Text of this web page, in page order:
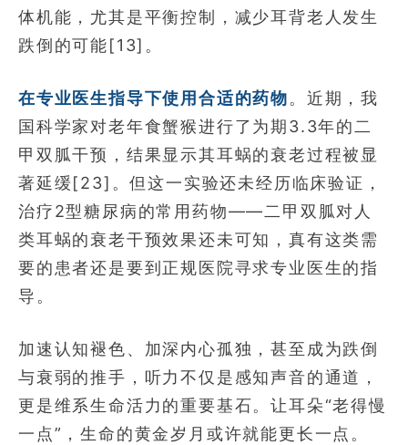
体机能，尤其是平衡控制，减少耳背老人发生
跌倒的可能[13]。
在专业医生指导下使用合适的药物。近期，我
国科学家对老年食蟹猴进行了为期3.3年的二
甲双胍干预，结果显示其耳蜗的衰老过程被显
著延缓[23]。但这一实验还未经历临床验证，
治疗2型糖尿病的常用药物——二甲双胍对人
类耳蜗的衰老干预效果还未可知，真有这类需
要的患者还是要到正规医院寻求专业医生的指
导。
加速认知褪色、加深内心孤独，甚至成为跌倒
与衰弱的推手，听力不仅是感知声音的通道，
更是维系生命活力的重要基石。让耳朵“老得慢
一点”，生命的黄金岁月或许就能更长一点。